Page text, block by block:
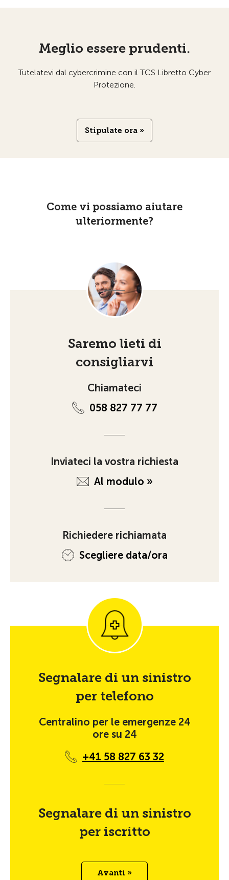
Meglio essere prudenti.
Tutelatevi dal cybercrimine con il TCS Libretto Cyber
Protezione.
Stipulate ora »
Come vi possiamo aiutare
ulteriormente?
Saremo lieti di
consigliarvi
Chiamateci
058 827 77 77
Inviateci la vostra richiesta
Al modulo »
Richiedere richiamata
Scegliere data/ora
Segnalare di un sinistro
per telefono
Centralino per le emergenze 24
ore su 24
+41 58 827 63 32
Segnalare di un sinistro
per iscritto
Avanti »